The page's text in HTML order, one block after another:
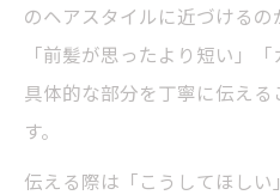
のヘアスタイルに近づける
「前髪が思ったより短い」
具体的な部分を丁寧に伝え
す。
伝える際は「こうしてほし